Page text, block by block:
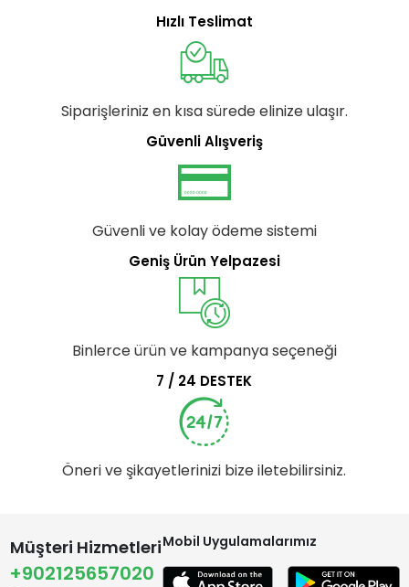
Hızlı Teslimat
Siparişleriniz en kısa sürede elinize ulaşır.
Güvenli Alışveriş
Güvenli ve kolay ödeme sistemi
Geniş Ürün Yelpazesi
Binlerce ürün ve kampanya seçeneği
7 / 24 DESTEK
Öneri ve şikayetlerinizi bize iletebilirsiniz.
Müşteri Hizmetleri
+902125657020
Mobil Uygulamalarımız